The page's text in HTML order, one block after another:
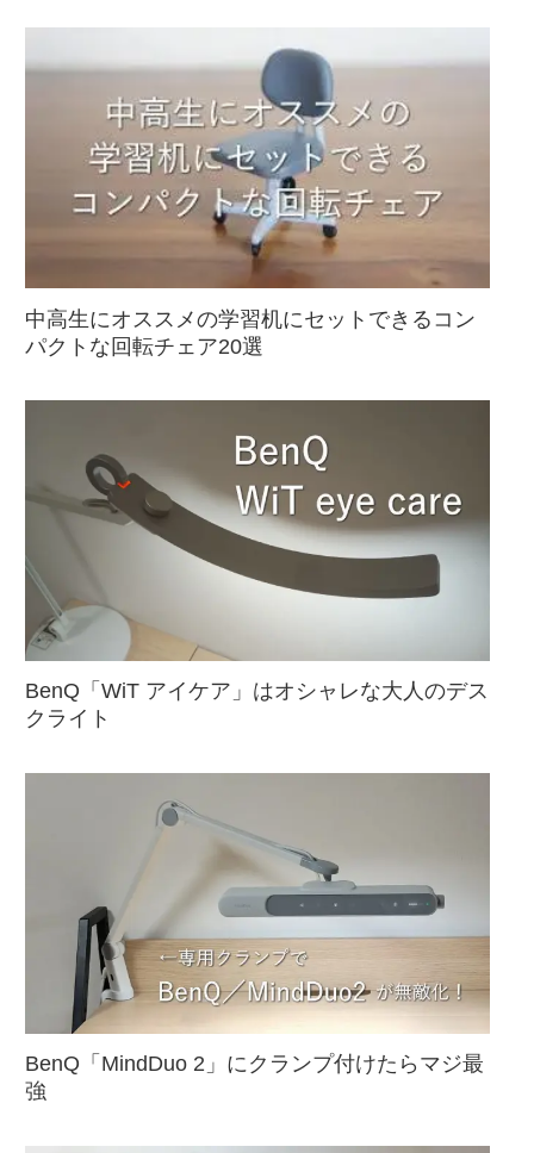
中高生にオススメの学習机にセットできるコン
パクトな回転チェア20選
BenQ「WiT アイケア」はオシャレな大人のデス
クライト
BenQ「MindDuo 2」にクランプ付けたらマジ最
強